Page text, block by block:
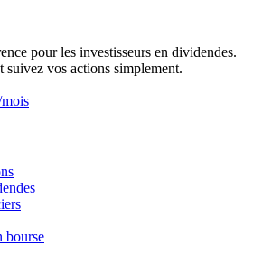
pour les investisseurs en dividendes.
suivez vos actions simplement.
bourse